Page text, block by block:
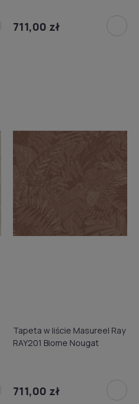
711,00 zł
Tapeta w liście Masureel Ray
RAY201 Biome Nougat
711,00 zł